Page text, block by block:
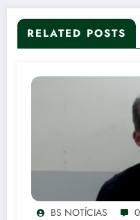
RELATED POSTS
BS NOTÍCIAS 0